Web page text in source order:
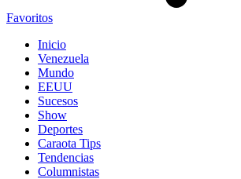
Favoritos
Inicio
Venezuela
Mundo
EEUU
Sucesos
Show
Deportes
Caraota Tips
Tendencias
Columnistas